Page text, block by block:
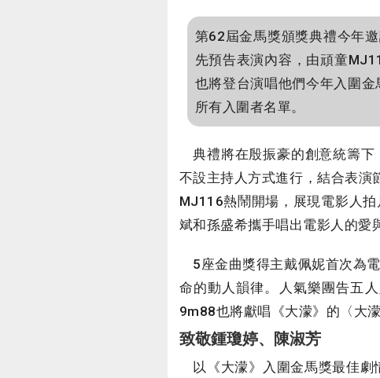
第62屆金馬獎頒獎典禮今年
先預告表演內容，由頑童
也將登台演唱他們今年入圍
所有入圍者名單。
典禮將在殷振豪的創意統籌下
不設主持人方式進行，結合表
MJ116熱鬧開場，展現電影人
斌和孫盛希攜手唱出電影人的愛
5座金曲獎得主戴佩妮首次為
命的動人韻律。人氣樂團告五
9m88也將獻唱《大濛》的〈大濛
致敬鍾瓊婷、陳淑芳
以《大濛》入圍金馬獎最佳劇